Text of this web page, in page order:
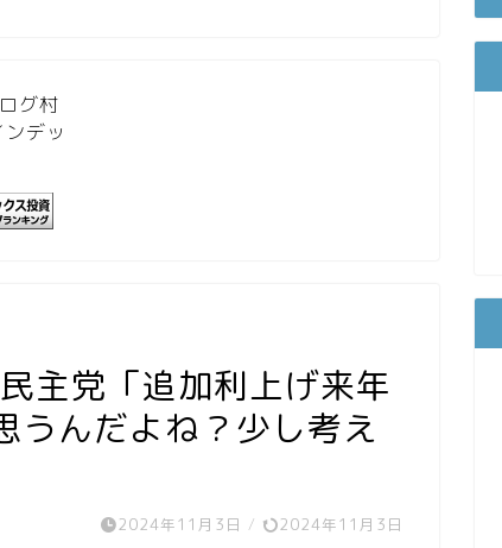
主党「追加利上げ来年
うんだよね？少し考え
2024年11月3日 / 2024年11月3日